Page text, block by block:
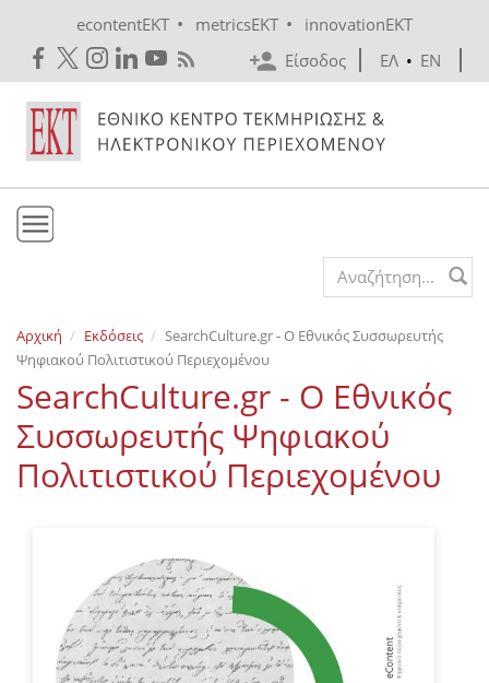
econtentEKT • metricsEKT •
innovationEKT
Είσοδος
ΕΛ • EN
Εκδόσεις
Επικοινωνία
Search form
Αρχική Εκδόσεις
SearchCulture.gr - Ο Εθνικός Συσσωρευτής
Ψηφιακού Πολιτιστικού Περιεχομένου
SearchCulture.gr - Ο Εθνικός
Συσσωρευτής Ψηφιακού
Πολιτιστικού Περιεχομένου